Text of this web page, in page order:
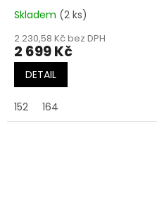
Skladem (2 ks)
2 230,58 Kč bez DPH
2 699 Kč
DETAIL
152 164